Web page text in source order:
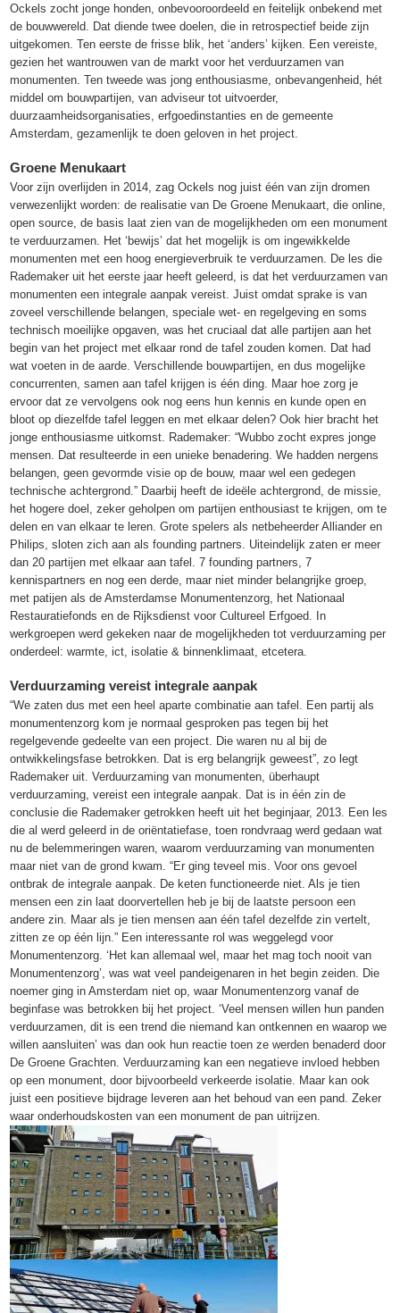
Ockels zocht jonge honden, onbevooroordeeld en feitelijk onbekend met
de bouwwereld. Dat diende twee doelen, die in retrospectief beide zijn
uitgekomen. Ten eerste de frisse blik, het ‘anders’ kijken. Een vereiste,
gezien het wantrouwen van de markt voor het verduurzamen van
monumenten. Ten tweede was jong enthousiasme, onbevangenheid, hét
middel om bouwpartijen, van adviseur tot uitvoerder,
duurzaamheidsorganisaties, erfgoedinstanties en de gemeente
Amsterdam, gezamenlijk te doen geloven in het project.
Groene Menukaart
Voor zijn overlijden in 2014, zag Ockels nog juist één van zijn dromen
verwezenlijkt worden: de realisatie van De Groene Menukaart, die online,
open source, de basis laat zien van de mogelijkheden om een monument
te verduurzamen. Het ‘bewijs’ dat het mogelijk is om ingewikkelde
monumenten met een hoog energieverbruik te verduurzamen. De les die
Rademaker uit het eerste jaar heeft geleerd, is dat het verduurzamen van
monumenten een integrale aanpak vereist. Juist omdat sprake is van
zoveel verschillende belangen, speciale wet- en regelgeving en soms
technisch moeilijke opgaven, was het cruciaal dat alle partijen aan het
begin van het project met elkaar rond de tafel zouden komen. Dat had
wat voeten in de aarde. Verschillende bouwpartijen, en dus mogelijke
concurrenten, samen aan tafel krijgen is één ding. Maar hoe zorg je
ervoor dat ze vervolgens ook nog eens hun kennis en kunde open en
bloot op diezelfde tafel leggen en met elkaar delen? Ook hier bracht het
jonge enthousiasme uitkomst. Rademaker: “Wubbo zocht expres jonge
mensen. Dat resulteerde in een unieke benadering. We hadden nergens
belangen, geen gevormde visie op de bouw, maar wel een gedegen
technische achtergrond.” Daarbij heeft de ideële achtergrond, de missie,
het hogere doel, zeker geholpen om partijen enthousiast te krijgen, om te
delen en van elkaar te leren. Grote spelers als netbeheerder Alliander en
Philips, sloten zich aan als founding partners. Uiteindelijk zaten er meer
dan 20 partijen met elkaar aan tafel. 7 founding partners, 7
kennispartners en nog een derde, maar niet minder belangrijke groep,
met patijen als de Amsterdamse Monumentenzorg, het Nationaal
Restauratiefonds en de Rijksdienst voor Cultureel Erfgoed. In
werkgroepen werd gekeken naar de mogelijkheden tot verduurzaming per
onderdeel: warmte, ict, isolatie & binnenklimaat, etcetera.
Verduurzaming vereist integrale aanpak
“We zaten dus met een heel aparte combinatie aan tafel. Een partij als
monumentenzorg kom je normaal gesproken pas tegen bij het
regelgevende gedeelte van een project. Die waren nu al bij de
ontwikkelingsfase betrokken. Dat is erg belangrijk geweest”, zo legt
Rademaker uit. Verduurzaming van monumenten, überhaupt
verduurzaming, vereist een integrale aanpak. Dat is in één zin de
conclusie die Rademaker getrokken heeft uit het beginjaar, 2013. Een les
die al werd geleerd in de oriëntatiefase, toen rondvraag werd gedaan wat
nu de belemmeringen waren, waarom verduurzaming van monumenten
maar niet van de grond kwam. “Er ging teveel mis. Voor ons gevoel
ontbrak de integrale aanpak. De keten functioneerde niet. Als je tien
mensen een zin laat doorvertellen heb je bij de laatste persoon een
andere zin. Maar als je tien mensen aan één tafel dezelfde zin vertelt,
zitten ze op één lijn.” Een interessante rol was weggelegd voor
Monumentenzorg. ‘Het kan allemaal wel, maar het mag toch nooit van
Monumentenzorg’, was wat veel pandeigenaren in het begin zeiden. Die
noemer ging in Amsterdam niet op, waar Monumentenzorg vanaf de
beginfase was betrokken bij het project. ‘Veel mensen willen hun panden
verduurzamen, dit is een trend die niemand kan ontkennen en waarop we
willen aansluiten’ was dan ook hun reactie toen ze werden benaderd door
De Groene Grachten. Verduurzaming kan een negatieve invloed hebben
op een monument, door bijvoorbeeld verkeerde isolatie. Maar kan ook
juist een positieve bijdrage leveren aan het behoud van een pand. Zeker
waar onderhoudskosten van een monument de pan uitrijzen.